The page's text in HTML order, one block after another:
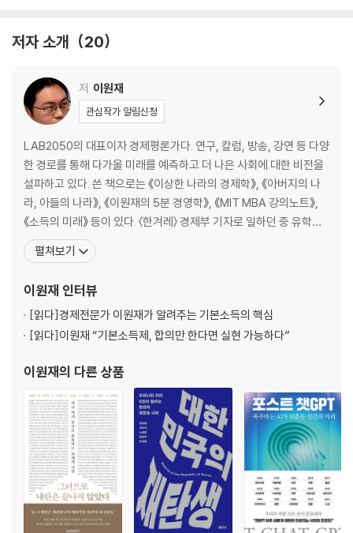
- 청년 일자리 멸종 시대, 디스토피아를 넘어서는 새로운 노동윤리 _변금
3장 봉쇄와 거리두기의 시대, 돌아보는 삶의 공간과 건강
- 생산하는 대도시를 넘어 상생과 회복의 도시로 _박숙현
- 멈추어버린 세계, 앞당겨진 이동의 미래 _김건우
- 사람을 떠넘기지 않는 돌봄 시스템 만들기 _김보영
- 코로나 이후를 준비하는 보건의료의 미래 _정혜주
- 기후위기와 코로나19, 더 이상 낭비할 위기는 없다 _김병권
4장 교육과 배움, 새 시대의 작동법을 습득하라
- 비대면 교육, 대학의 존재 이유를 흔들다 _정지선
- 칸막이 교육 체제에서 열린 교육 체제로 _신철균
- 끊임없는 변화의 시대, 노동자의 새로운 생존전략 _반가운
5장 파국을 막으려면 경제부터 뒤집어야 한다
- 마이너스 성장 시대, 경제의 채점 기준이 바뀐다 _이원재
- 빚 많은 정부는 위험한 정부일까 _전용복
- 재난지원금부터 기본소득까지, 더 넓은 안전망 만들기 _윤형중
- 지역화폐, 경제위기 속 구원투수가 될 수 있을까 _서재교
6장 위기의 순간, 사회는 우리를 지켜줄 수 있을까
저자 소개 20
저 이원재
관심작가 알림신청
LAB2050의 대표이자 경제평론가다. 연구, 칼럼, 방송, 강연 등 다양
한 경로를 통해 다가올 미래를 예측하고 더 나은 사회에 대한 비전을
설파하고 있다. 쓴 책으로는 《이상한 나라의 경제학》, 《아버지의 나
라, 아들의 나라》, 《이원재의 5분 경영학》, 《MIT MBA 강의노트》,
《소득의 미래》 등이 있다. 〈한겨레〉 경제부 기자로 일하던 중 유학을
떠나 미국 MIT 슬론스쿨 MBA 과정을 이수하고, 한국에 독립적인 싱
크탱크를 세우겠다는 꿈을 안고 귀국했다. 삼성경제연구소 수석연구
다. 이후 희망제작소 소장,
펼쳐보기
이원재 인터뷰
[읽다]경제전문가 이원재가 알려주는 기본소득의 핵심
[읽다]이원재 “기본소득제, 합의만 한다면 실현 가능하다”
이원재의 다른 상품